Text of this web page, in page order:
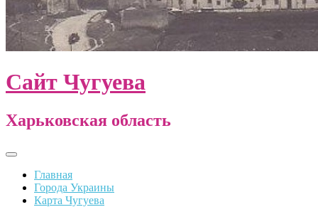
Сайт Чугуева
Харьковская область
Главная
Города Украины
Карта Чугуева